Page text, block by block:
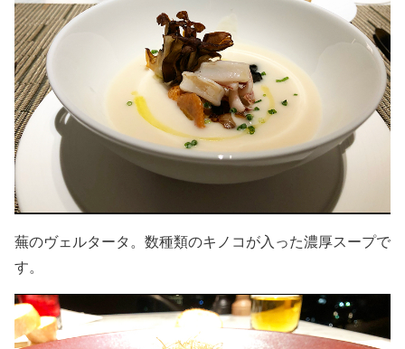
蕪のヴェルタータ。数種類のキノコが入った濃厚スープで
す。